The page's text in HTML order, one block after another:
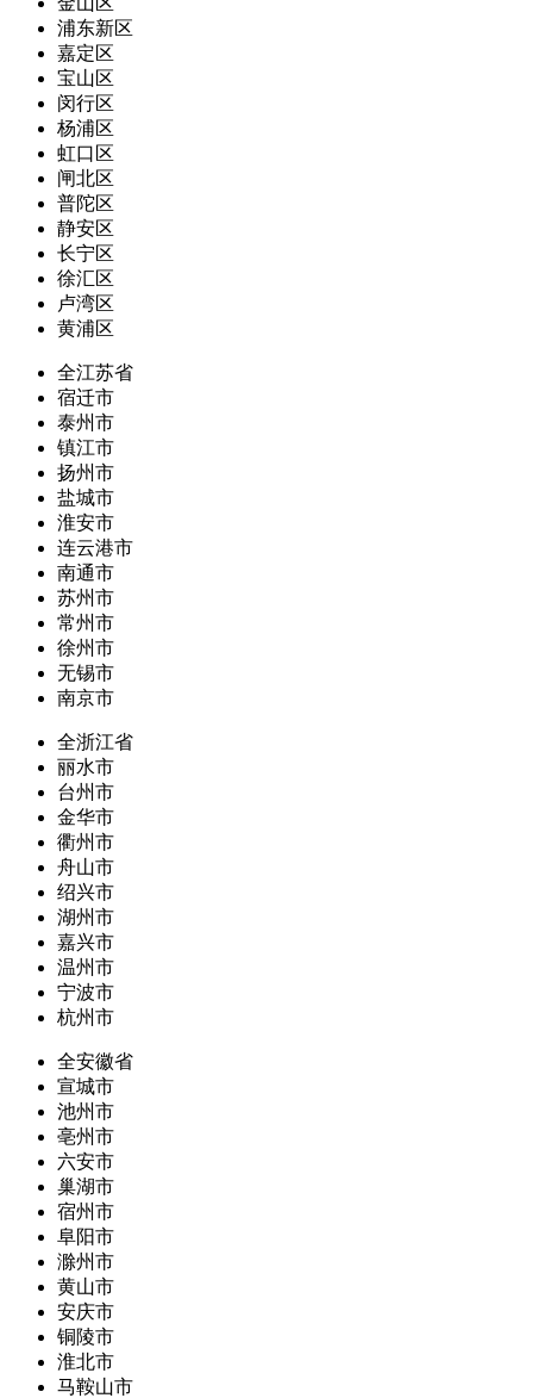
浦东新区
嘉定区
宝山区
闵行区
杨浦区
虹口区
闸北区
普陀区
静安区
长宁区
徐汇区
卢湾区
黄浦区
全江苏省
宿迁市
泰州市
镇江市
扬州市
盐城市
淮安市
连云港市
南通市
苏州市
常州市
徐州市
无锡市
南京市
全浙江省
丽水市
台州市
金华市
衢州市
舟山市
绍兴市
湖州市
嘉兴市
温州市
宁波市
杭州市
全安徽省
宣城市
池州市
亳州市
六安市
巢湖市
宿州市
阜阳市
滁州市
黄山市
安庆市
铜陵市
淮北市
马鞍山市